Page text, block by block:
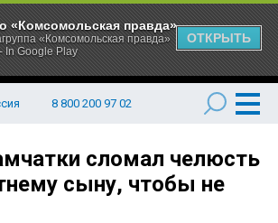
8 800 200 97 02
сломал челюсть
сыну, чтобы не
«Комсомольская правда»
«Комсомольская правда»
In Google Play
ОТКРЫТЬ